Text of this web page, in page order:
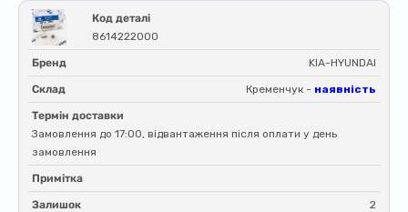
Код деталі
8614222000
Бренд KIA-HYUNDAI
Склад Кременчук - наявність
Термін доставки
Замовлення до 17:00, відвантаження після оплати у день
замовлення
Примітка
Залишок 2